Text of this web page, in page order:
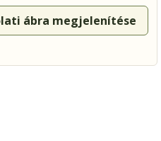
ábra megjelenítése